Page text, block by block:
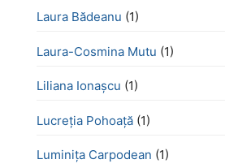
Laura Bădeanu (1)
Laura-Cosmina Mutu (1)
Liliana Ionașcu (1)
Lucreţia Pohoaţă (1)
Luminița Carpodean (1)